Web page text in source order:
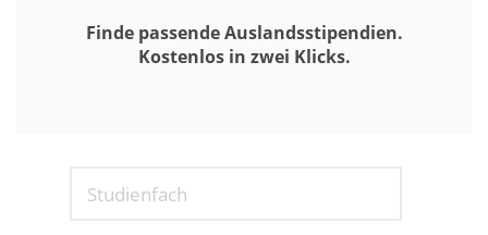
Finde passende Auslandsstipendien.
Kostenlos in zwei Klicks.
Studienfach